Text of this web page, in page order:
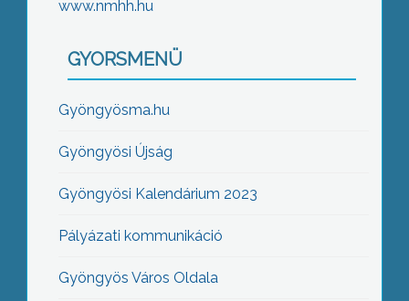
www.nmhh.hu
GYORSMENÜ
Gyöngyösma.hu
Gyöngyösi Újság
Gyöngyösi Kalendárium 2023
Pályázati kommunikáció
Gyöngyös Város Oldala